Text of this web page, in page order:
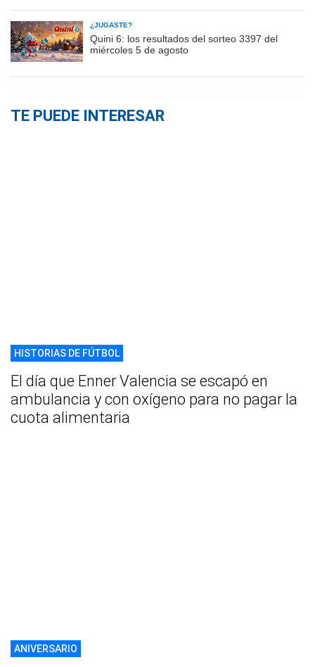
¿JUGASTE?
Quini 6: los resultados del sorteo 3397 del
miércoles 5 de agosto
TE PUEDE INTERESAR
HISTORIAS DE FÚTBOL
El día que Enner Valencia se escapó en
ambulancia y con oxígeno para no pagar la
cuota alimentaria
ANIVERSARIO